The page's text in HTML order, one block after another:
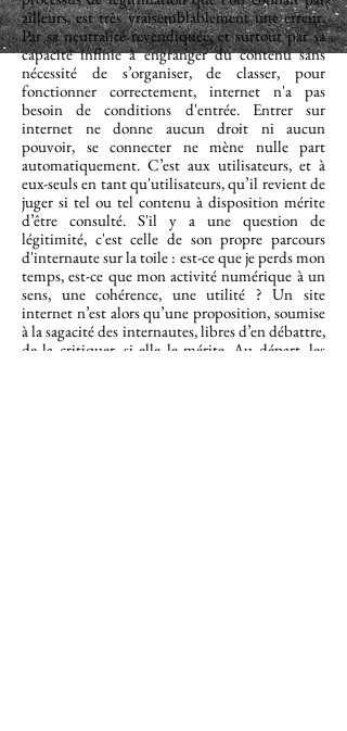
ailleurs, est très vraisemblablement une erreur.
Par sa neutralité revendiquée, et surtout par sa
capacité infinie à engranger du contenu sans
nécessité de s’organiser, de classer, pour
fonctionner correctement, internet n'a pas
besoin de conditions d'entrée. Entrer sur
internet ne donne aucun droit ni aucun
pouvoir, se connecter ne mène nulle part
automatiquement. C’est aux utilisateurs, et à
eux-seuls en tant qu'utilisateurs, qu’il revient de
juger si tel ou tel contenu à disposition mérite
d’être consulté. S'il y a une question de
légitimité, c'est celle de son propre parcours
d'internaute sur la toile : est-ce que je perds mon
temps, est-ce que mon activité numérique à un
sens, une cohérence, une utilité ?Un site
internet n’est alors qu’une proposition, soumise
à la sagacité des internautes, libres d’en débattre,
de la critiquer, si elle le mérite. Au départ, les